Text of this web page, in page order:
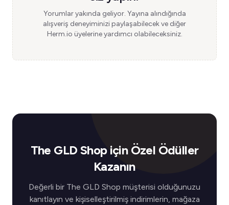
Yorumlar yakında geliyor. Yayına alındığında
alışveriş deneyiminizi paylaşabilecek ve diğer
Herm.io üyelerine yardımcı olabileceksiniz.
The GLD Shop için Özel Ödüller
Kazanın
Değerli bir The GLD Shop müşterisi olduğunuzu
kanıtlayın ve kişiselleştirilmiş indirimlerin, mağaza